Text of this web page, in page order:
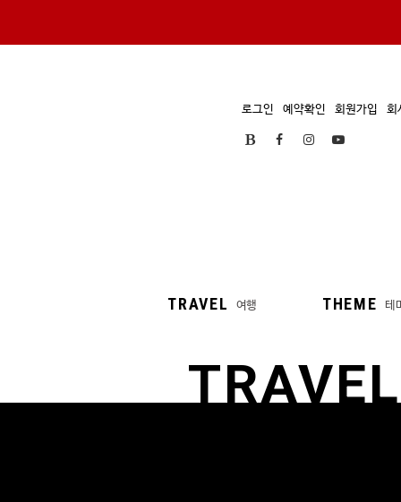
로그인 예약확인 회원가입 회
TRAVEL 여행 THEME 테